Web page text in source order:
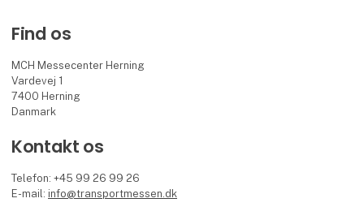
Find os
MCH Messecenter Herning
Vardevej 1
7400 Herning
Danmark
Kontakt os
Telefon: +45 99 26 99 26
E-mail: info@transportmessen.dk